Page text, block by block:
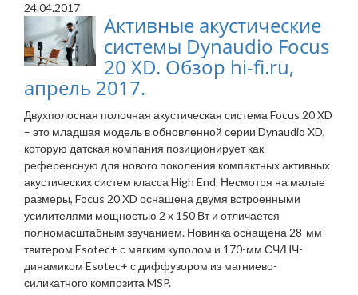
24.04.2017
Активные акустические
системы Dynaudio Focus
20 XD. Обзор hi-fi.ru,
апрель 2017.
Двухполосная полочная акустическая система Focus 20 XD
– это младшая модель в обновленной серии Dynaudio XD,
которую датская компания позиционирует как
референсную для нового поколения компактных активных
акустических систем класса High End. Несмотря на малые
размеры, Focus 20 XD оснащена двумя встроенными
усилителями мощностью 2 х 150 Вт и отличается
полномасштабным звучанием. Новинка оснащена 28-мм
твитером Esotec+ с мягким куполом и 170-мм СЧ/НЧ-
динамиком Esotec+ с диффузором из магниево-
силикатного композита MSP.